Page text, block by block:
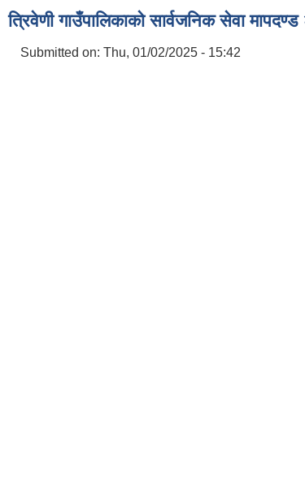
त्रिवेणी गाउँपालिकाको सार्वजनिक सेवा
Submitted on: Thu, 01/02/2025 - 15:42